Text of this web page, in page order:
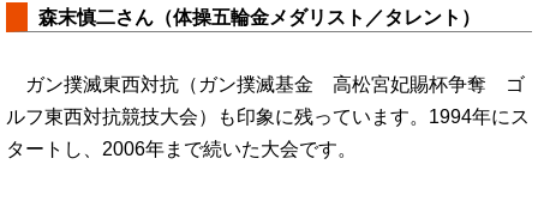
森末慎二さん（体操五輪金メダリスト／タレント）
ガン撲滅東西対抗（ガン撲滅基金 高松宮妃賜杯争奪 ゴ
ルフ東西対抗競技大会）も印象に残っています。1994年にス
タートし、2006年まで続いた大会です。